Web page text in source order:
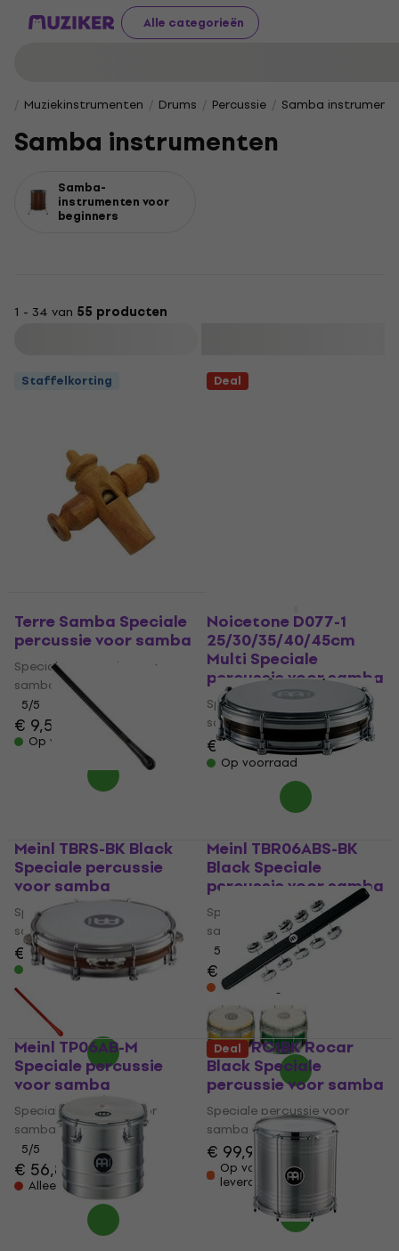
Alle categorieën
Muziekinstrumenten Drums Percussie Samba
Samba instrumenten
Samba-
instrumenten voor
beginners
1 - 34 van 55 producten
Staffelkorting
Terre Samba Speciale
percussie voor samba
Speciale percussie voor
samba
5/5
€ 9,59
Op voorraad
Deal
Noicetone D077-1
25/30/35/40/45cm
Multi Speciale
percussie voor samba
Speciale percussie voor
samba
€ 549€ 599
- 8 %
Op voorraad
Meinl TBRS-BK Black
Speciale percussie
voor samba
Speciale percussie voor
samba
€ 3,79
Op voorraad
Meinl TBR06ABS-BK
Black Speciale
percussie voor samba
Speciale percussie voor
samba
5
€ 38€ 38,80
Onderweg
Meinl TP06AB-M
Speciale percussie
voor samba
Speciale percussie voor
samba
5/5
€ 56,80
Alleen op bestelling
Meinl RC1BK Rocar
Black Speciale
percussie voor samba
Speciale percussie voor
samba
€ 99,90
Op voorraad bij de
leverancier
Deal